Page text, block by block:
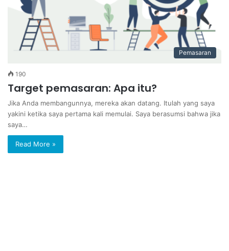
Pemasaran
190
Target pemasaran: Apa itu?
Jika Anda membangunnya, mereka akan datang. Itulah yang saya
yakini ketika saya pertama kali memulai. Saya berasumsi bahwa jika
saya…
Read More »